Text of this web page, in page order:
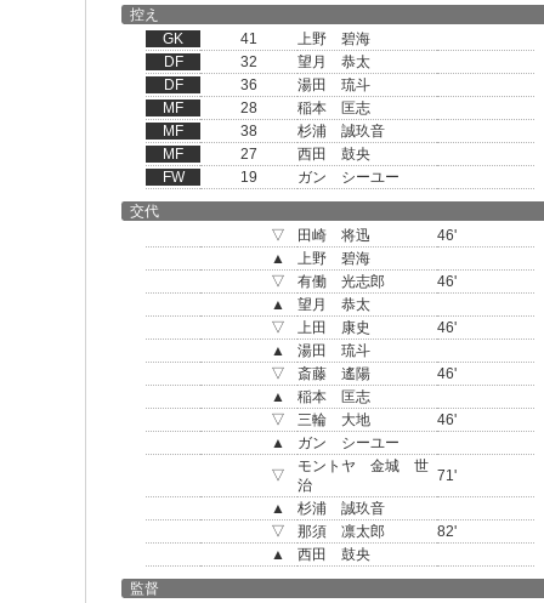
控え
GK
41
上野 碧海
DF
32
望月 恭太
DF
36
湯田 琉斗
MF
28
稲本 匡志
MF
38
杉浦 誠玖音
MF
27
西田 鼓央
FW
19
ガン シーユー
交代
▽
田崎 将迅
46'
▲
上野 碧海
▽
有働 光志郎
46'
▲
望月 恭太
▽
上田 康史
46'
▲
湯田 琉斗
▽
斎藤 遙陽
46'
▲
稲本 匡志
▽
三輪 大地
46'
▲
ガン シーユー
▽
モントヤ 金城 世
治
71'
▲
杉浦 誠玖音
▽
那須 凛太郎
82'
▲
西田 鼓央
監督